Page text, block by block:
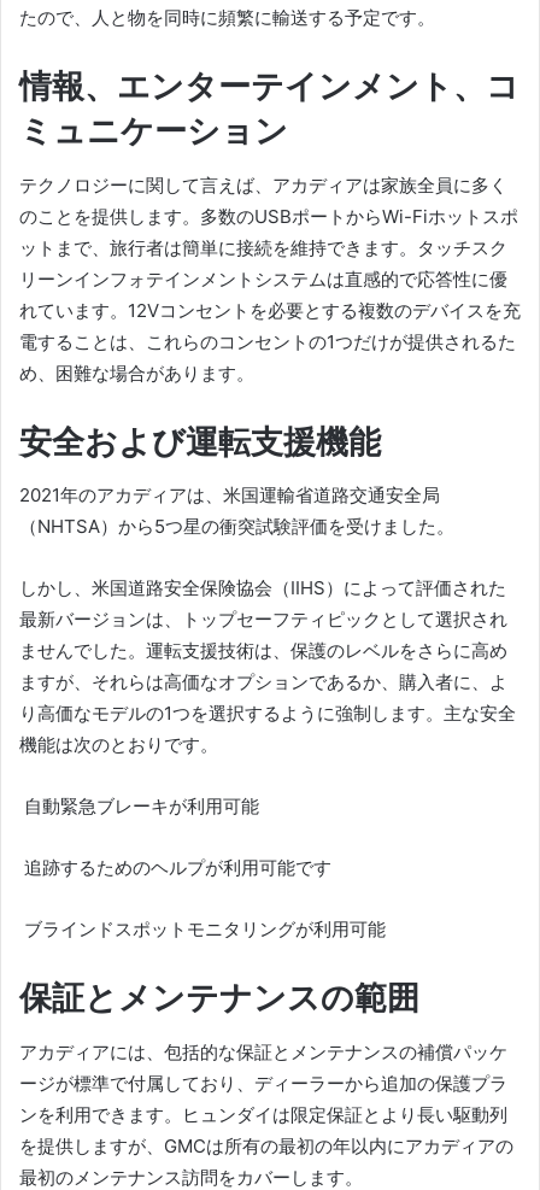
たので、人と物を同時に頻繁に輸送する予定です。
情報、エンターテインメント、コ
ミュニケーション
テクノロジーに関して言えば、アカディアは家族全員に多く
のことを提供します。 多数のUSBポートからWi-Fiホットスポ
ットまで、旅行者は簡単に接続を維持できます。
タッチスク
リーンインフォテインメントシステムは直感的で応答性に優
れています。 12Vコンセントを必要とする複数のデバイスを充
電することは、これらのコンセントの1つだけが提供されるた
め、困難な場合があります。
安全および運転支援機能
2021年のアカディアは、米国運輸省道路交通安全局
（NHTSA）から5つ星の衝突試験評価を受けました。
しかし、米国道路安全保険協会（IIHS）によって評価された
最新バージョンは、トップセーフティピックとして選択され
ませんでした。 運転支援技術は、保護のレベルをさらに高め
ますが、それらは高価なオプションであるか、購入者に、よ
り高価なモデルの1つを選択するように強制します。 主な安全
機能は次のとおりです。
自動緊急ブレーキが利用可能
追跡するためのヘルプが利用可能です
ブラインドスポットモニタリングが利用可能
保証とメンテナンスの範囲
アカディアには、包括的な保証とメンテナンスの補償パッケ
ージが標準で付属しており、ディーラーから追加の保護プラ
ンを利用できます。
ヒュンダイは限定保証とより長い駆動列
を提供しますが、GMCは所有の最初の年以内にアカディアの
最初のメンテナンス訪問をカバーします。